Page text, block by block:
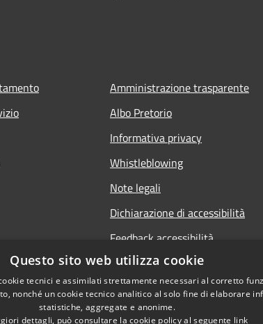
Amministrazione trasparente
Albo Pretorio
Informativa privacy
Whistleblowing
Note legali
Dichiarazione di accessibilità
Feedback accessibilità
Questo sito web utilizza cookie
tecnici e assimilati strettamente necessari al corretto
nonché un cookie tecnico analitico al solo fine di elaborare
statistiche, aggregate e anonime.
dettagli, può consultare la cookie policy al seguente link